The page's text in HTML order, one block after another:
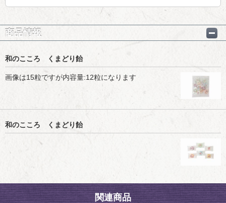
商品情報
和のこころ くまどり飴
画像は15粒ですが内容量:12粒になります
和のこころ くまどり飴
関連商品